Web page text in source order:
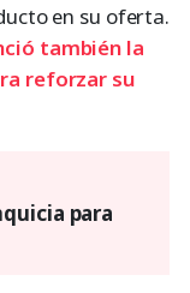
en su oferta.
también la
reforzar su
para